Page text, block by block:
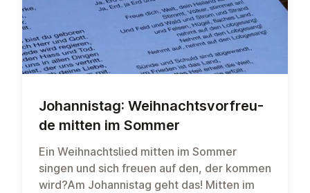
Jo­han­nis­tag: Weih­nachts­vor­freu­
de mitten im Sommer
Ein Weihnachtslied mitten im Sommer
singen und sich freuen auf den, der kommen
wird?Am Johannistag geht das! Mitten im